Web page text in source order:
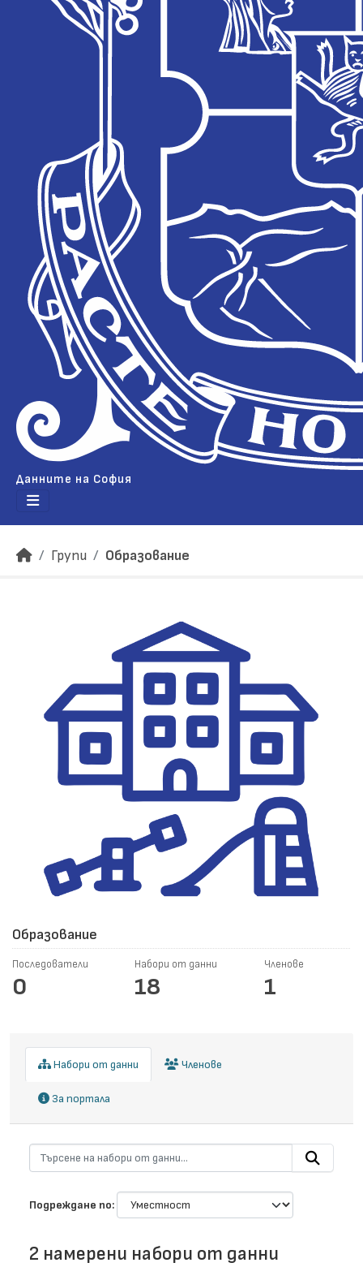
Данните на София
Групи Образование
Образование
Последователи
0
Набори от данни
18
Членове
1
Набори от данни Членове
За портала
Подреждане по
2 намерени набори от данни